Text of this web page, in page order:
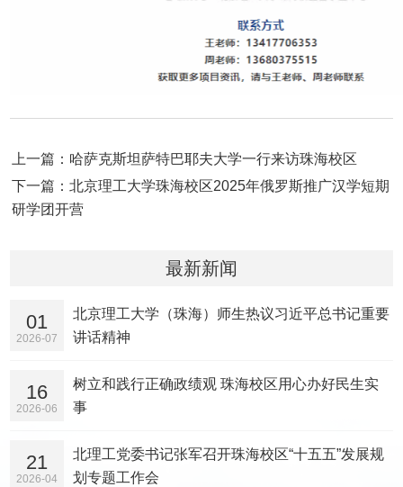
上一篇：哈萨克斯坦萨特巴耶夫大学一行来访珠海校区
下一篇：北京理工大学珠海校区2025年俄罗斯推广汉学短期
研学团开营
最新新闻
01
2026-07
北京理工大学（珠海）师生热议习近平总书记重要
讲话精神
16
2026-06
树立和践行正确政绩观 珠海校区用心办好民生实
事
21
2026-04
北理工党委书记张军召开珠海校区“十五五”发展规
划专题工作会